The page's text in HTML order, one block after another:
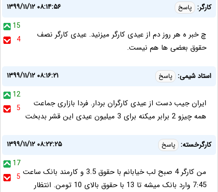
کارگر: پاسخ
۱۳۹۹/۱۱/۱۲ ۰۸:۱۴:۵۶
15
4
چ خبر ه هر روز دم از عیدی کارگر میزنید. عیدی کارگر نصف
حقوق بعضی ها هم نیست.
استاد شیمی: پاسخ
۱۳۹۹/۱۱/۱۲ ۰۸:۱۶:۲۱
12
5
ایران جیب دست از عیدی کارگران بردار. فردا بازاری جماعت
همه چیزو 2 برابر میکنه برای 3 میلیون عیدی این قشر بدبخت
کارگرخسته: پاسخ
۱۳۹۹/۱۱/۱۲ ۰۸:۲۲:۲۵
17
5 من کارگر 4 صبح لب خیابانم با حقوق 3.5 و کارمند بانک ساعت
7:45 وارد بانک میشه تا 13 با حقوق بالای 10 تومن. انتظار